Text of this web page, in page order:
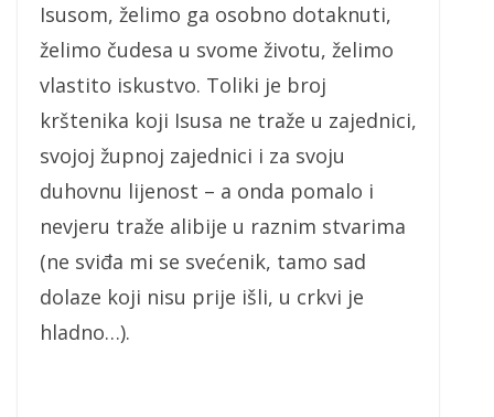
Isusom, želimo ga osobno dotaknuti,
želimo čudesa u svome životu, želimo
vlastito iskustvo. Toliki je broj
krštenika koji Isusa ne traže u zajednici,
svojoj župnoj zajednici i za svoju
duhovnu lijenost – a onda pomalo i
nevjeru traže alibije u raznim stvarima
(ne sviđa mi se svećenik, tamo sad
dolaze koji nisu prije išli, u crkvi je
hladno…).